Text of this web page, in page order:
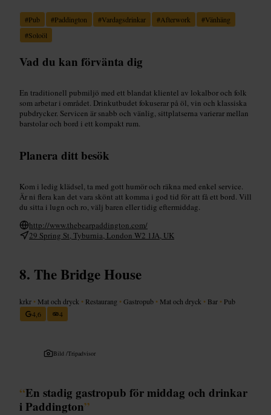
#Pub #Paddington #Vardagsdrinkar #Afterwork #Vänhäng
#Soloöl
Vad du kan förvänta dig
En traditionell pubmiljö med ett blandat klientel av lokalbor och folk
som arbetar i området. Drinkutbudet fokuserar på öl, vin och klassiska
pubdrycker. Servicen är snabb och vänlig, sittplatserna varierar mellan
barstolar och bord i ett kompakt rum.
Planera ditt besök
Kom i ledig klädsel, ta med gott humör och räkna med enkel service.
Är ni flera kan det vara skönt att komma i god tid för att få ett bord. Vill
du sitta i lugn och ro, välj baren eller tidig eftermiddag.
http://www.thebearpaddington.com/
29 Spring St, Tyburnia, London W2 1JA, UK
The Bridge House
krkr • Mat och dryck • Restaurang •Gastropub • Mat och dryck • Bar • Pub
4,6
4
Bild /Tripadvisor
“En stadig gastropub för middag och drinkar
i Paddington”